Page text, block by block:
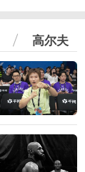
高尔夫